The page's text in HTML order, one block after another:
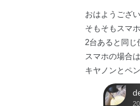
おはようござい
そもそもスマ
2台あると同じ
スマホの場合
キヤノンとペ